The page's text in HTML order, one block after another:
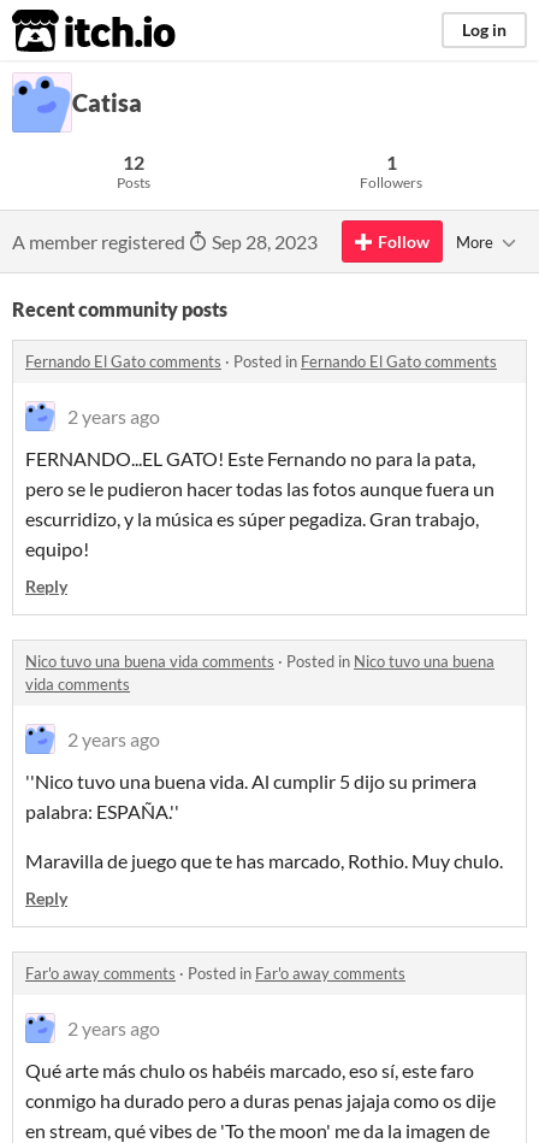
itch.io Log in
Catisa
12
Posts
1
Followers
A member registered Sep 28, 2023 Follow More
Recent community posts
Fernando El Gato comments · Posted in Fernando El Gato comments
2 years ago
FERNANDO...EL GATO! Este Fernando no para la pata,
pero se le pudieron hacer todas las fotos aunque fuera un
escurridizo, y la música es súper pegadiza. Gran trabajo,
equipo!
Reply
Nico tuvo una buena vida comments · Posted in Nico tuvo una buena
vida comments
2 years ago
''Nico tuvo una buena vida. Al cumplir 5 dijo su primera
palabra: ESPAÑA.''
Maravilla de juego que te has marcado, Rothio. Muy chulo.
Reply
Far'o away comments · Posted in Far'o away comments
2 years ago
Qué arte más chulo os habéis marcado, eso sí, este faro
conmigo ha durado pero a duras penas jajaja como os dije
en stream, qué vibes de 'To the moon' me da la imagen de